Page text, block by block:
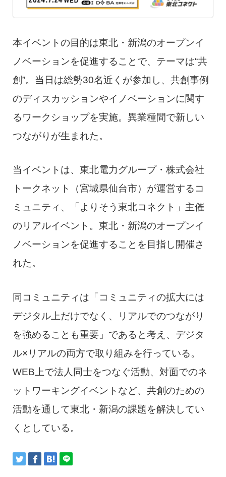
本イベントの目的は東北・新潟のオープンイ
ノベーションを促進することで、テーマは“共
創”。当日は総勢30名近くが参加し、共創事例
のディスカッションやイノベーションに関す
るワークショップを実施。異業種間で新しい
つながりが生まれた。
当イベントは、東北電力グループ・株式会社
トークネット（宮城県仙台市）が運営するコ
ミュニティ、「よりそう東北コネクト」主催
のリアルイベント。東北・新潟のオープンイ
ノベーションを促進することを目指し開催さ
れた。
同コミュニティは「コミュニティの拡大には
デジタル上だけでなく、リアルでのつながり
を強めることも重要」であると考え、デジタ
ル×リアルの両方で取り組みを行っている。
WEB上で法人同士をつなぐ活動、対面でのネ
ットワーキングイベントなど、共創のための
活動を通して東北・新潟の課題を解決してい
くとしている。